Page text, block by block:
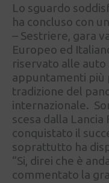
Lo sguardo
ha concluso con
– Sestriere, gara
Europeo ed
riservato alle
appuntamenti più
tradizione del
internazionale.
scesa dalla Lancia
conquistato il
soprattutto ha
“Si, direi che è
commentato la